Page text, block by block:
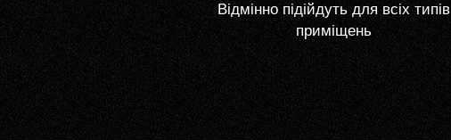
Відмінно підійдуть для всіх типів
приміщень